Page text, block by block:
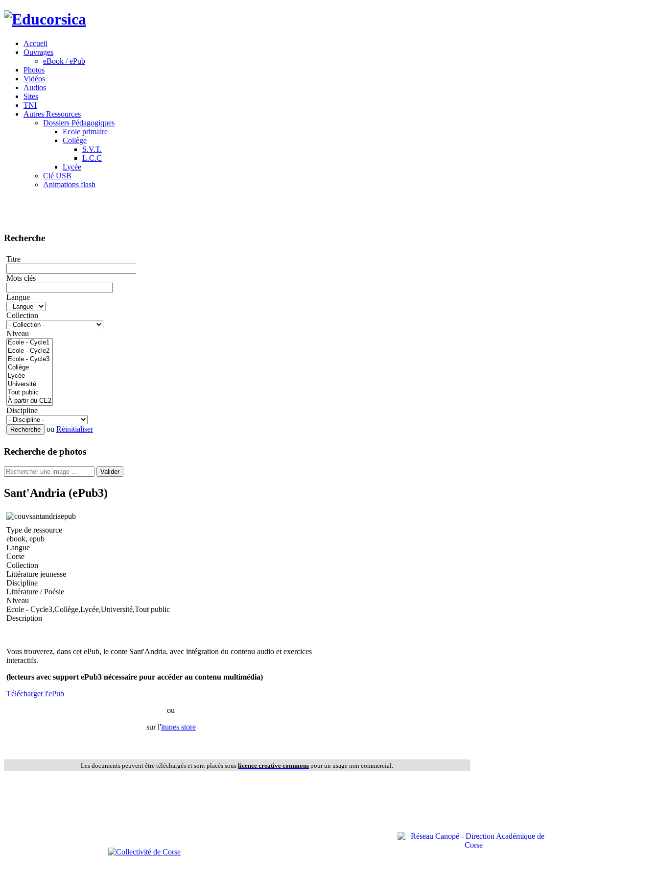
Accueil
Ouvrages
eBook / ePub
Photos
Vidéos
Audios
Sites
TNI
Autres Ressources
Dossiers Pédagogiques
Ecole primaire
Collège
S.V.T.
L.C.C
Lycée
Clé USB
Animations flash
Recherche
Titre
Mots clés
Langue
Collection
Niveau
Discipline
ou Réinitialiser
Recherche de photos
Valider
Sant'Andria (ePub3)
Type de ressource
ebook, epub
Langue
Corse
Collection
Littérature jeunesse
Discipline
Littérature / Poésie
Niveau
Ecole - Cycle3,Collège,Lycée,Université,Tout public
Description
Vous trouverez, dans cet ePub, le conte Sant'Andria, avec intégration du contenu audio et exercices
interactifs.
(lecteurs avec support ePub3 nécessaire pour accéder au contenu multimédia)
Télécharger l'ePub
ou
sur l'itunes store
Les documents peuvent être téléchargés et sont placés sous licence creative commons pour un usage non commercial.